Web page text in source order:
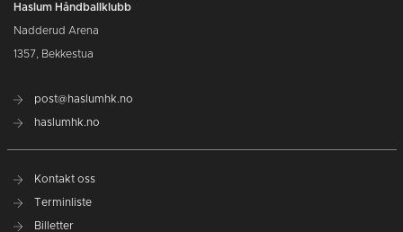
Haslum Håndballklubb
Nadderud Arena
1357, Bekkestua
post@haslumhk.no
haslumhk.no
Kontakt oss
Terminliste
Billetter